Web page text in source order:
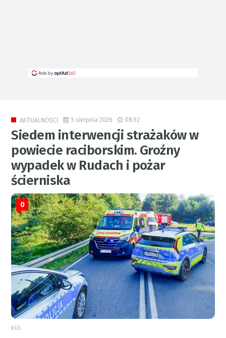
AKTUALNOŚCI 5 sierpnia 2026 08:52
Siedem interwencji strażaków w
powiecie raciborskim. Groźny
wypadek w Rudach i pożar
ścierniska
0
RED.